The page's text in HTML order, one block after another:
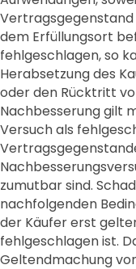
Vertragsgegenstand
dem Erfüllungsort
fehlgeschlagen, so
Herabsetzung des
oder den Rücktritt
Nachbesserung gilt
Versuch als
zumutbar sind.
nachfolgenden
der Käufer erst
fehlgeschlagen ist.
Geltendmachung